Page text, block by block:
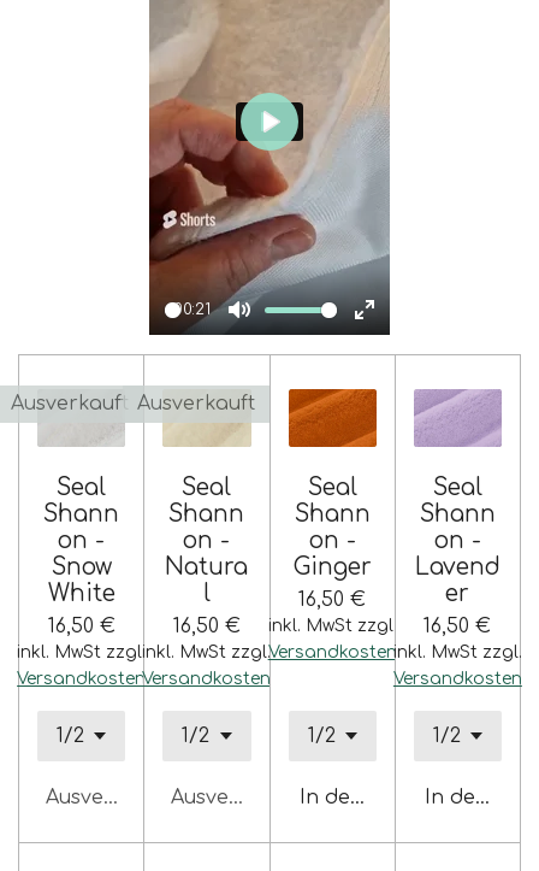
P
a
00:21
M
t
E
t
e
l
s
c
P
a
y
Ausverkauft
Seal
Shann
on -
Snow
White
16,50 €
inkl. MwSt zzgl.
Versandkosten
Ausverkauft
Ausverkauft
Seal
Shann
on -
Natura
l
16,50 €
inkl. MwSt zzgl.
Versandkosten
Ausverkauft
Seal
Shann
on -
Ginger
16,50 €
inkl. MwSt zzgl.
Versandkosten
In den Warenkorb
Seal
Shann
on -
Lavend
er
16,50 €
inkl. MwSt zzgl.
Versandkosten
In den